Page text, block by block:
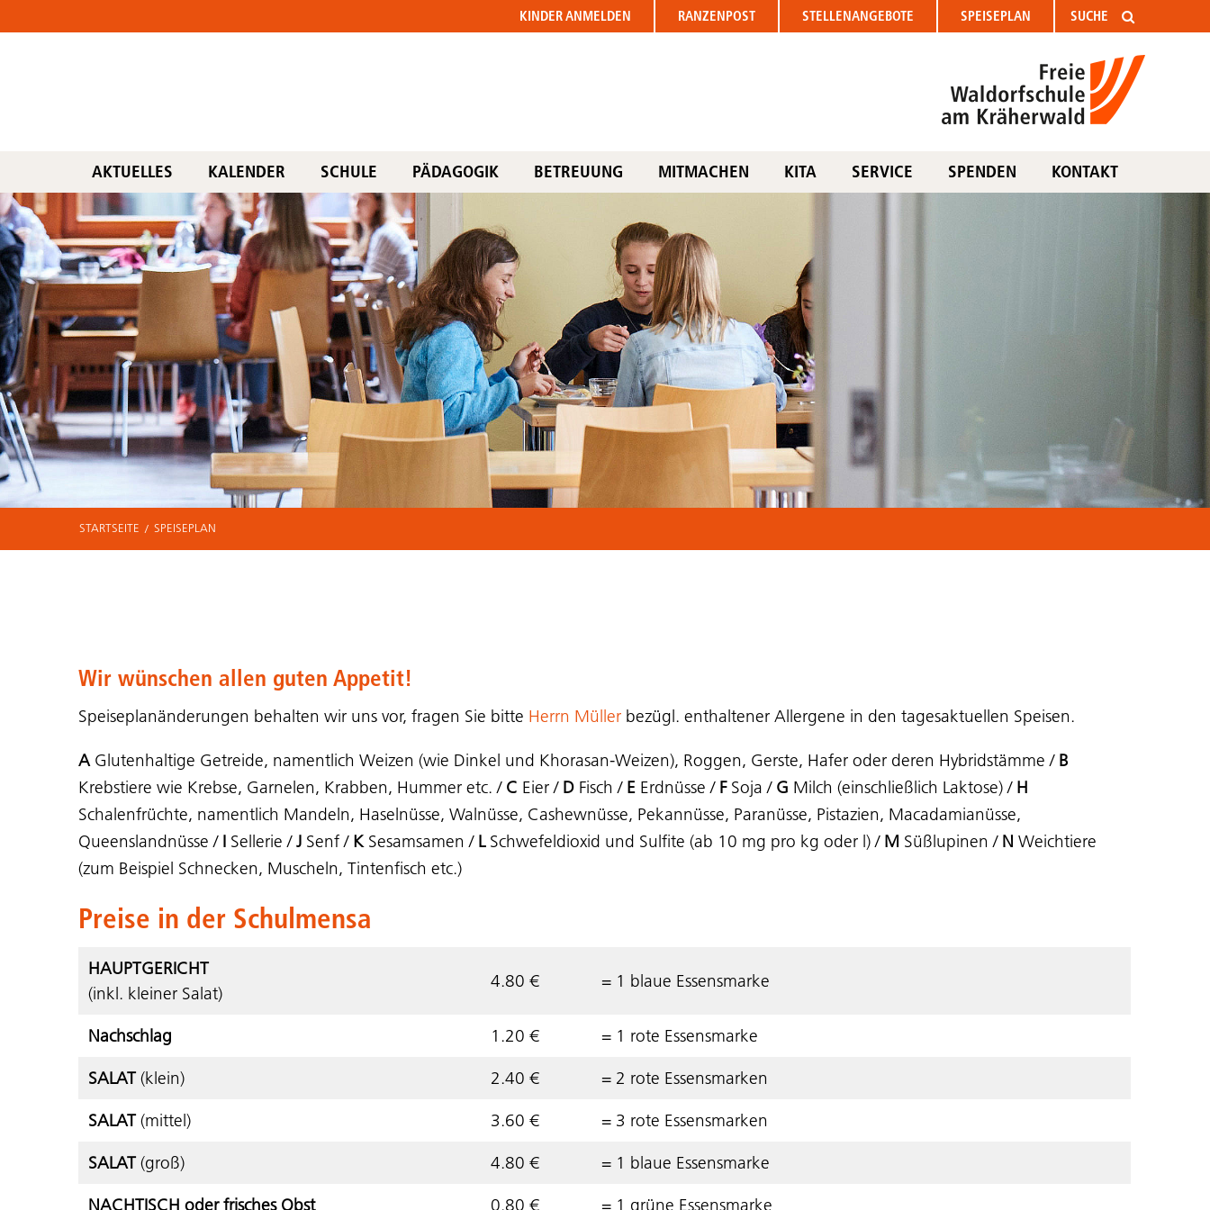
KINDERANMELDEN RANZENPOST STELLENANGEBOTE SPEISEPLAN
AKTUELLES KALENDER SCHULE PÄDAGOGIK BETREUUNG MITMACHEN KITA SERVICE SPENDEN KONTAKT
STARTSEITE SPEISEPLAN
Wir wünschen allen guten Appetit!
Speiseplanänderungen behalten wir uns vor, fragen Sie bitte Herrn Müller bezügl. enthaltener Allergene in den tagesaktuellen Speisen.
AGlutenhaltige Getreide, namentlich Weizen (wie Dinkel und Khorasan-Weizen), Roggen, Gerste, Hafer oder deren Hybridstämme / B
Krebstiere wie Krebse, Garnelen, Krabben, Hummer etc. / C Eier / D Fisch / E Erdnüsse / FSoja /G Milch (einschließlich Laktose) /H
Schalenfrüchte, namentlich Mandeln, Haselnüsse, Walnüsse, Cashewnüsse, Pekannüsse, Paranüsse, Pistazien, Macadamianüsse,
Queenslandnüsse /I Sellerie /J Senf / KSesamsamen / LSchwefeldioxid und Sulfite (ab 10 mg pro kg oder l) / M Süßlupinen /N Weichtiere
(zum Beispiel Schnecken, Muscheln, Tintenfisch etc.)
Preise in der Schulmensa
HAUPTGERICHT
(inkl. kleiner Salat)
4.80 € = 1 blaue Essensmarke
Nachschlag 1.20 € = 1 rote Essensmarke
SALAT(klein) 2.40 € = 2 rote Essensmarken
SALAT(mittel) 3.60 € = 3 rote Essensmarken
SALAT(groß) 4.80 € = 1 blaue Essensmarke
NACHTISCH oder frisches Obst 0.80 € = 1 grüne Essensmarke